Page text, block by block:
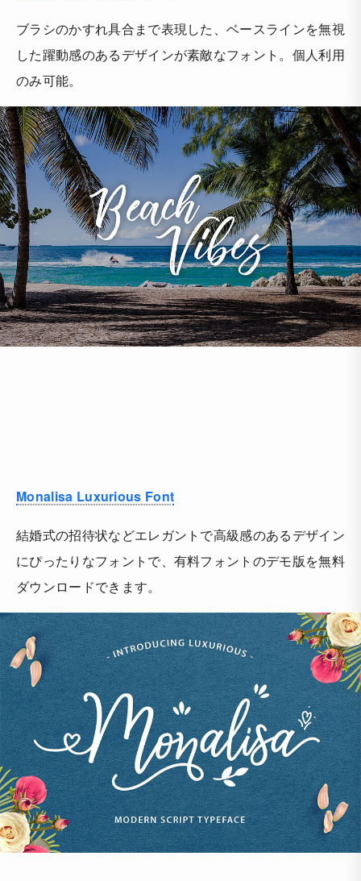
ブラシのかすれ具合まで表現した、ベースラインを無視
した躍動感のあるデザインが素敵なフォント。個人利用
のみ可能。
Monalisa Luxurious Font
結婚式の招待状などエレガントで高級感のあるデザイン
にぴったりなフォントで、有料フォントのデモ版を無料
ダウンロードできます。